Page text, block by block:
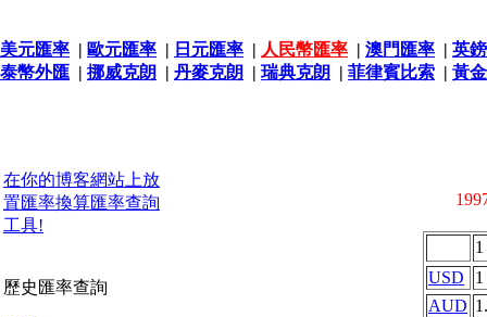
美元匯率 | 歐元匯率 | 日元匯率 | 人民幣匯率 | 澳門匯率 | 英
泰幣外匯 | 挪威克朗 | 丹麥克朗 | 瑞典克朗 | 菲律賓比索 | 黃
在你的博客網站上放
置匯率換算匯率查詢
工具!
歷史匯率查詢
1
USD
1
AUD